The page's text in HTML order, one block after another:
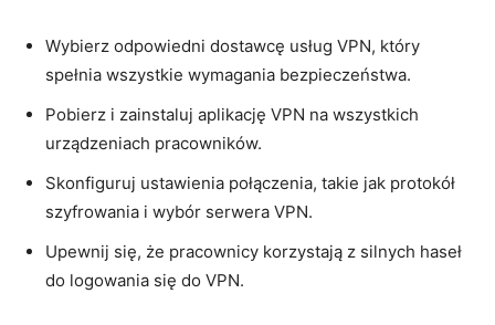
Wybierz odpowiedni dostawcę usług ⁣VPN, który
spełnia ​wszystkie wymagania bezpieczeństwa.
Pobierz⁣ i zainstaluj aplikację VPN na wszystkich
urządzeniach pracowników.
Skonfiguruj ustawienia połączenia, takie jak ⁣protokół
szyfrowania i ⁤wybór serwera VPN.
Upewnij się, że pracownicy korzystają z silnych​ haseł
do logowania się do VPN.